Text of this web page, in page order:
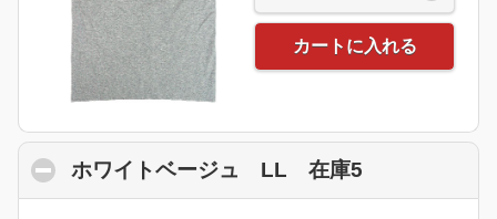
カートに入れる
ホワイトベージュ LL 在庫5